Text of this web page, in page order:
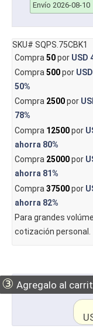
Envío 2026-08-10
SKU# SQPS.75CBK1
Compra 50por USD
Compra 500por
50%
Compra 2500por
78%
Compra 12500por
ahorra 80%
Compra 25000por
ahorra 81%
Compra 37500por
ahorra 82%
Para grandes
cotización personal.
③ Agregalo al